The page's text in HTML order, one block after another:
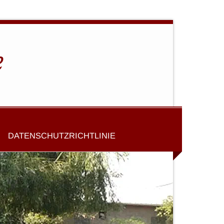
DATENSCHUTZRICHTLINIE